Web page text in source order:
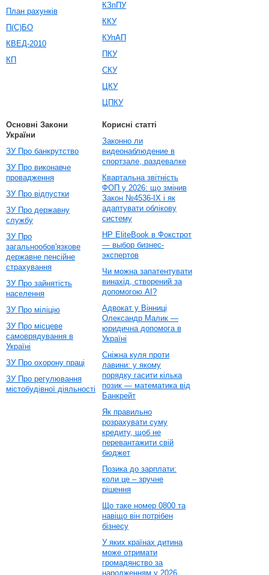
План рахунків
П(С)БО
КВЕД-2010
КП
КЗпПУ
ККУ
КУпАП
ПКУ
СКУ
ЦКУ
ЦПКУ
Основні Закони
України
ЗУ Про банкрутство
ЗУ Про виконавче
провадження
ЗУ Про відпустки
ЗУ Про державну
службу
ЗУ Про
загальнообов'язкове
державне пенсійне
страхування
ЗУ Про зайнятість
населення
ЗУ Про міліцію
ЗУ Про місцеве
самоврядування в
Україні
ЗУ Про охорону праці
ЗУ Про регулювання
містобудівної діяльності
Корисні статті
Законно ли
видеонаблюдение в
спортзале, раздевалке
Квартальна звітність
ФОП у 2026: що змінив
Закон №4536-IX і як
адаптувати облікову
систему
HP EliteBook в Фокстрот
— выбор бизнес-
экспертов
Чи можна запатентувати
винахід, створений за
допомогою AI?
Адвокат у Вінниці
Олександр Малик —
юридична допомога в
Україні
Сніжна куля проти
лавини: у якому
порядку гасити кілька
позик — математика від
Банкрейт
Як правильно
розрахувати суму
кредиту, щоб не
перевантажити свій
бюджет
Позика до зарплати:
коли це – зручне
рішення
Що таке номер 0800 та
навіщо він потрібен
бізнесу
У яких країнах дитина
може отримати
громадянство за
народженням у 2026